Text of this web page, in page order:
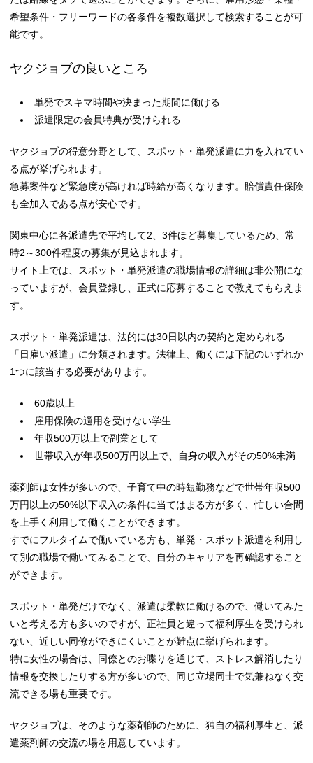
希望条件・フリーワードの各条件を複数選択して検索することが可
能です。
ヤクジョブの良いところ
単発でスキマ時間や決まった期間に働ける
派遣限定の会員特典が受けられる
ヤクジョブの得意分野として、スポット・単発派遣に力を入れてい
る点が挙げられます。
急募案件など緊急度が高ければ時給が高くなります。賠償責任保険
も全加入である点が安心です。
関東中心に各派遣先で平均して2、3件ほど募集しているため、常
時2～300件程度の募集が見込まれます。
サイト上では、スポット・単発派遣の職場情報の詳細は非公開にな
っていますが、会員登録し、正式に応募することで教えてもらえま
す。
スポット・単発派遣は、法的には30日以内の契約と定められる
「日雇い派遣」に分類されます。法律上、働くには下記のいずれか
1つに該当する必要があります。
60歳以上
雇用保険の適用を受けない学生
年収500万以上で副業として
世帯収入が年収500万円以上で、自身の収入がその50%未満
薬剤師は女性が多いので、子育て中の時短勤務などで世帯年収500
万円以上の50%以下収入の条件に当てはまる方が多く、忙しい合間
を上手く利用して働くことができます。
すでにフルタイムで働いている方も、単発・スポット派遣を利用し
て別の職場で働いてみることで、自分のキャリアを再確認すること
ができます。
スポット・単発だけでなく、派遣は柔軟に働けるので、働いてみた
いと考える方も多いのですが、正社員と違って福利厚生を受けられ
ない、近しい同僚ができにくいことが難点に挙げられます。
特に女性の場合は、同僚とのお喋りを通じて、ストレス解消したり
情報を交換したりする方が多いので、同じ立場同士で気兼ねなく交
流できる場も重要です。
ヤクジョブは、そのような薬剤師のために、独自の福利厚生と、派
遣薬剤師の交流の場を用意しています。